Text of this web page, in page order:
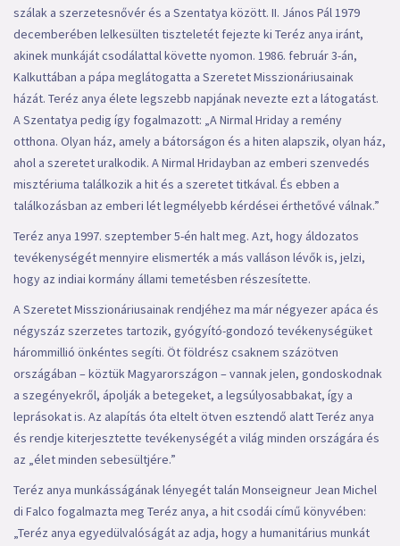
szálak a szerzetesnővér és a Szentatya között. II. János Pál 1979
decemberében lelkesülten tiszteletét fejezte ki Teréz anya iránt,
akinek munkáját csodálattal követte nyomon. 1986. február 3-án,
Kalkuttában a pápa meglátogatta a Szeretet Misszionáriusainak
házát. Teréz anya élete legszebb napjának nevezte ezt a látogatást.
A Szentatya pedig így fogalmazott: „A Nirmal Hriday a remény
otthona. Olyan ház, amely a bátorságon és a hiten alapszik, olyan ház,
ahol a szeretet uralkodik. A Nirmal Hridayban az emberi szenvedés
misztériuma találkozik a hit és a szeretet titkával. És ebben a
találkozásban az emberi lét legmélyebb kérdései érthetővé válnak.”
Teréz anya 1997. szeptember 5-én halt meg. Azt, hogy áldozatos
tevékenységét mennyire elismerték a más valláson lévők is, jelzi,
hogy az indiai kormány állami temetésben részesítette.
A Szeretet Misszionáriusainak rendjéhez ma már négyezer apáca és
négyszáz szerzetes tartozik, gyógyító-gondozó tevékenységüket
hárommillió önkéntes segíti. Öt földrész csaknem százötven
országában – köztük Magyarországon – vannak jelen, gondoskodnak
a szegényekről, ápolják a betegeket, a legsúlyosabbakat, így a
leprásokat is. Az alapítás óta eltelt ötven esztendő alatt Teréz anya
és rendje kiterjesztette tevékenységét a világ minden országára és
az „élet minden sebesültjére.”
Teréz anya munkásságának lényegét talán Monseigneur Jean Michel
di Falco fogalmazta meg Teréz anya, a hit csodái című könyvében:
„Teréz anya egyedülvalóságát az adja, hogy a humanitárius munkát